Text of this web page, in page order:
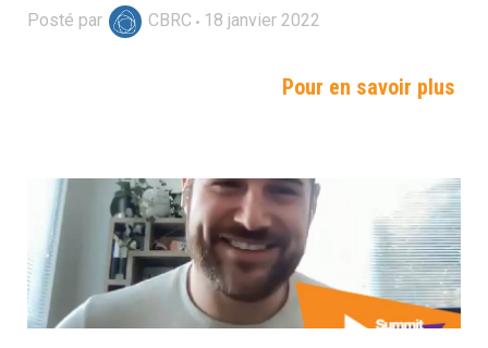
Posté par CBRC 18 janvier 2022
Pour en savoir plus